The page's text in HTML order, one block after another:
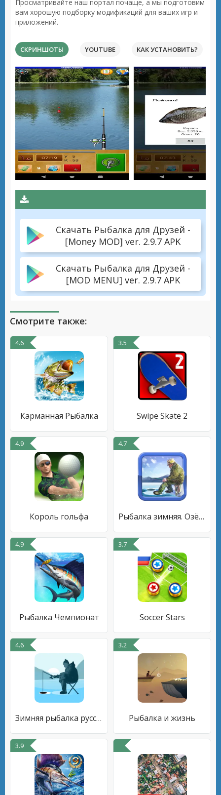
Просматривайте наш портал почаще, а мы подготовим
вам хорошую подборку модификаций для ваших игр и
приложений.
СКРИНШОТЫ YOUTUBE КАК УСТАНОВИТЬ?
Скачать Рыбалка для Друзей -
[Money MOD] ver. 2.9.7 APK
Скачать Рыбалка для Друзей -
[MOD MENU] ver. 2.9.7 APK
Смотрите также:
4.6
Карманная Рыбалка
3.5
Swipe Skate 2
4.9
Король гольфа
4.7
Рыбалка зимняя. Озёра.
4.9
Рыбалка Чемпионат
3.7
Soccer Stars
4.6
Зимняя рыбалка русская игра 3d
3.2
Рыбалка и жизнь
3.9